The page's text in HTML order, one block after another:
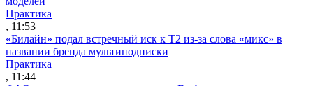
Практика
, 11:53
«Билайн» подал встречный иск к Т2 из-за слова «микс» в
названии бренда мультиподписки
Практика
, 11:44